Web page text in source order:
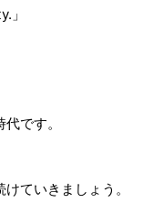
」
です。
ていきましょう。